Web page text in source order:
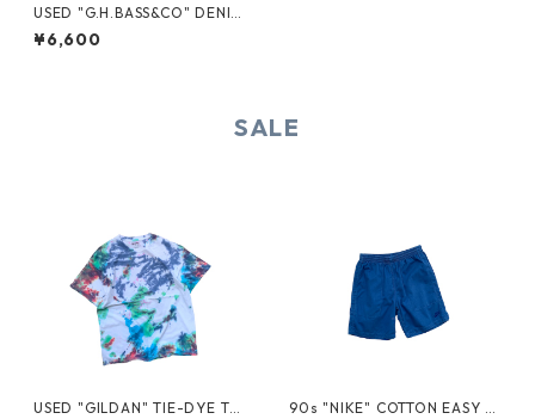
USED "G.H.BASS&CO" DENIM
PANTS
¥6,600
SALE
USED "GILDAN" TIE-DYE TE
90s "NIKE" COTTON EASY S